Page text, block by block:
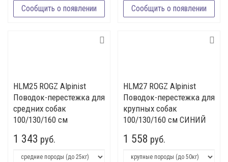
Сообщить о появлении Сообщить о появлении
HLМ25 ROGZ Alpinist
Поводок-перестежка для
средних собак
100/130/160 см
1 343 руб.
HLМ27 ROGZ Alpinist
Поводок-перестежка для
крупных собак
100/130/160 см СИНИЙ
1 558 руб.